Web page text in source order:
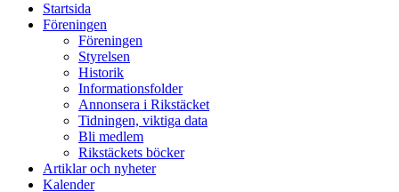
Startsida
Föreningen
Föreningen
Styrelsen
Historik
Informationsfolder
Annonsera i Rikstäcket
Tidningen, viktiga data
Bli medlem
Rikstäckets böcker
Artiklar och nyheter
Kalender